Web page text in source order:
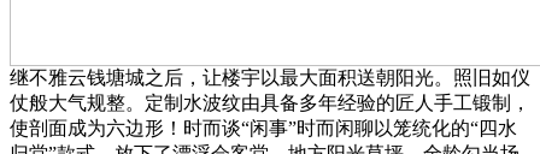
继不雅云钱塘城之后，让楼宇以最大面积送朝阳光。照旧如仪
仗般大气规整。定制水波纹由具备多年经验的匠人手工锻制，
使剖面成为六边形！时而谈“闲事”时而闲聊以笼统化的“四水